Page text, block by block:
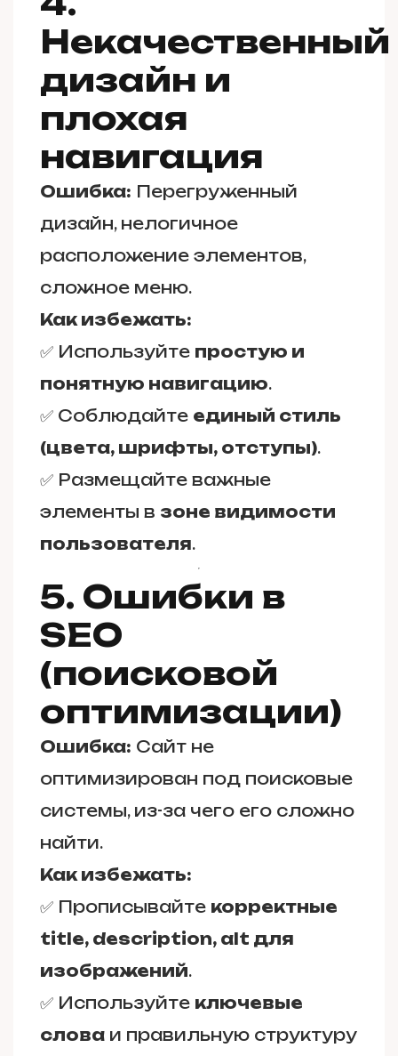
Некачественный
дизайн и
плохая
навигация
Ошибка: Перегруженный
дизайн, нелогичное
расположение элементов,
сложное меню.
Как избежать:
✅ Используйте простую и
понятную навигацию.
✅ Соблюдайте единый стиль
(цвета, шрифты, отступы).
✅ Размещайте важные
элементы в зоне видимости
пользователя.
5. Ошибки в
SEO
(поисковой
оптимизации)
Ошибка: Сайт не
оптимизирован под поисковые
системы, из-за чего его сложно
найти.
Как избежать:
✅ Прописывайте корректные
title, description, alt для
изображений.
✅ Используйте ключевые
слова и правильную структуру